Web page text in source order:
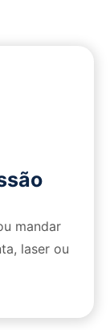
mandar
laser ou